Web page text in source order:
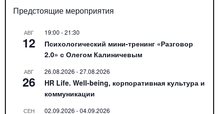
Предстоящие мероприятия
АВГ
12
19:00 -21:30
Психологический мини-тренинг «Разговор
2.0» с Олегом Калиничевым
АВГ
26
26.08.2026 -27.08.2026
HR Life. Well-being, корпоративная культура и
коммуникации
СЕН 02.09.2026 -04.09.2026